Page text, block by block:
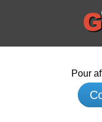
Pour